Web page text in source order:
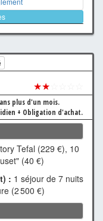
★★
plus d'un mois.
+ Obligation d'achat.
Tefal (229 €), 10
(40 €)
: 1 séjour de 7 nuits
(2 500 €)